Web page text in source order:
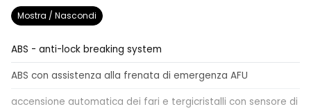
Mostra / Nascondi
ABS - anti-lock breaking system
ABS con assistenza alla frenata di emergenza AFU
accensione automatica dei fari e tergicristalli con sensore di